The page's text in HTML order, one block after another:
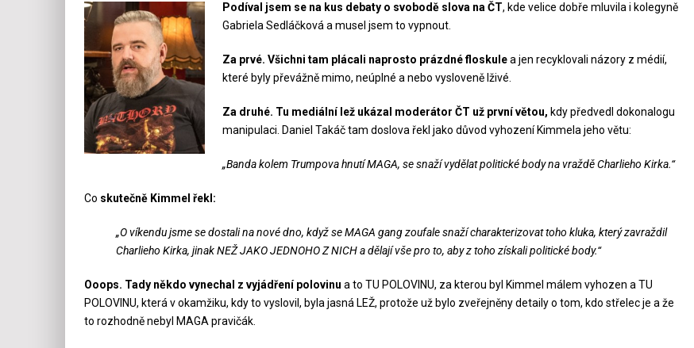
Podíval jsem se na kus debaty o svobodě slova na ČT, kde velice dobře mluvila i kolegyně
Gabriela Sedláčková a musel jsem to vypnout.
Za prvé. Všichni tam plácali naprosto prázdné floskulea jen recyklovali názory z médií,
které byly převážně mimo, neúplné a nebo vysloveně lživé.
Za druhé. Tu mediální lež ukázal moderátor ČT už první větou, kdy předvedl dokonalogu
manipulaci. Daniel Takáč tam doslova řekl jako důvod vyhození Kimmela jeho větu:
„Banda kolem Trumpova hnutí MAGA, se snaží vydělat politické body na vraždě Charlieho Kirka.“
Co skutečně Kimmel řekl:
„O víkendu jsme se dostali na nové dno, když se MAGA gang zoufale snaží charakterizovat toho kluka, který zavraždil
Charlieho Kirka, jinak NEŽ JAKO JEDNOHO Z NICH a dělají vše pro to, aby z toho získali politické body.“
Ooops. Tady někdo vynechal z vyjádření polovinu a to TU POLOVINU, za kterou byl Kimmel málem vyhozen a TU
POLOVINU, která v okamžiku, kdy to vyslovil, byla jasná LEŽ, protože už bylo zveřejněny detaily o tom, kdo střelec je a že
to rozhodně nebyl MAGA pravičák.